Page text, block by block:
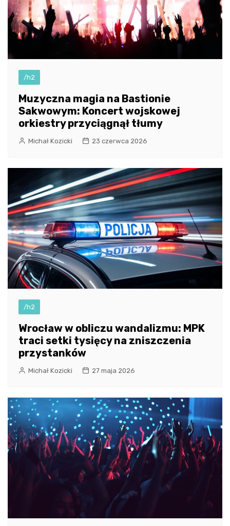
/h2
Muzyczna magia na Bastionie
Sakwowym: Koncert wojskowej
orkiestry przyciągnął tłumy
Michał Kozicki 23 czerwca 2026
/h2
Wrocław w obliczu wandalizmu: MPK
traci setki tysięcy na zniszczenia
przystanków
Michał Kozicki 27 maja 2026